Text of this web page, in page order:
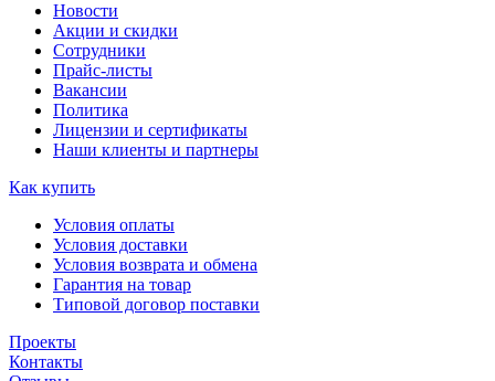
Новости
Акции и скидки
Сотрудники
Прайс-листы
Вакансии
Политика
Лицензии и сертификаты
Наши клиенты и партнеры
Как купить
Условия оплаты
Условия доставки
Условия возврата и обмена
Гарантия на товар
Типовой договор поставки
Проекты
Контакты